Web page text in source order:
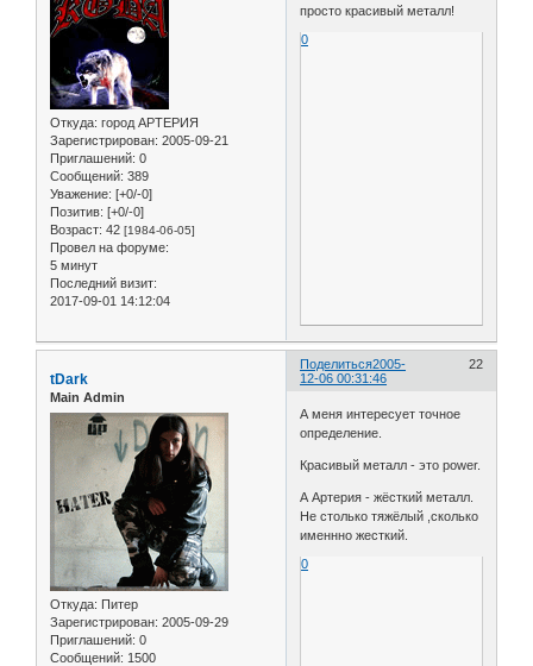
Откуда: город АРТЕРИЯ
Зарегистрирован: 2005-09-21
Приглашений: 0
Сообщений: 389
Уважение: [+0/-0]
Позитив: [+0/-0]
Возраст: 42 [1984-06-05]
Провел на форуме:
5 минут
Последний визит:
2017-09-01 14:12:04
просто красивый металл!
0
Поделиться 22
2005-
12-06 00:31:46
tDark
Main Admin
Откуда: Питер
Зарегистрирован: 2005-09-29
Приглашений: 0
Сообщений: 1500
А меня интересует точное
определение.
Красивый металл - это power.
А Артерия - жёсткий металл.
Не столько тяжёлый ,сколько
именнно жесткий.
0